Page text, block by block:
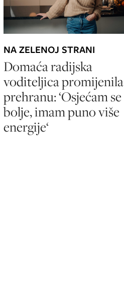
NA ZELENOJ STRANI
Domaća radijska
voditeljica promijenila
prehranu: ‘Osjećam se
bolje, imam puno više
energije‘